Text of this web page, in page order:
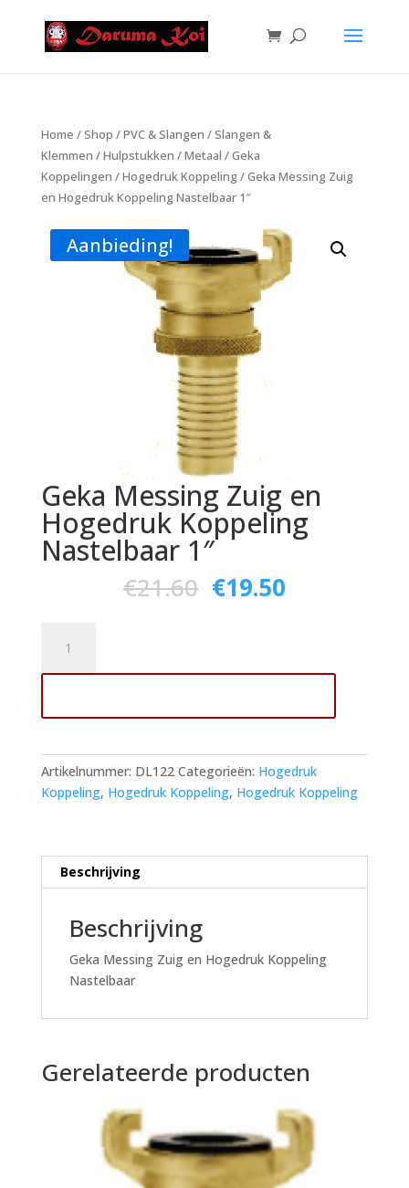
Home /Shop /PVC & Slangen /Slangen &
Klemmen /Hulpstukken /Metaal /Geka
Koppelingen /Hogedruk Koppeling / Geka Messing Zuig
en Hogedruk Koppeling Nastelbaar 1″
Aanbieding!
Geka Messing Zuig en
Hogedruk Koppeling
Nastelbaar 1″
€21.60 €19.50
Messing
Zuig
Hogedruk
Nastelbaar
1"
aantal
Artikelnummer: DL122 Categorieën: Hogedruk
Koppeling, Hogedruk Koppeling, Hogedruk Koppeling
Beschrijving
Beschrijving
Geka Messing Zuig en Hogedruk Koppeling
Nastelbaar
Gerelateerde producten